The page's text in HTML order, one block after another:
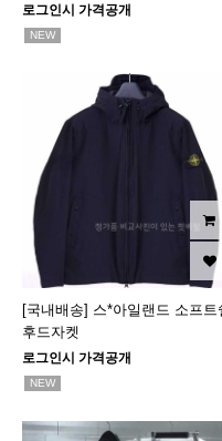
로그인시 가격공개
NEW
[국내배송] 스*아일랜드 소프트
후드자켓
로그인시 가격공개
NEW